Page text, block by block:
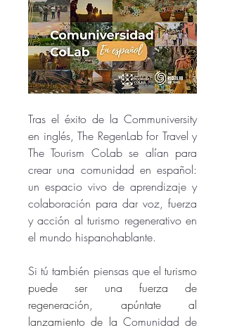
Tras el éxito de la Communiversity
en inglés, The RegenLab for Travel y
The Tourism CoLab se alían para
crear una comunidad en español:
un espacio vivo de aprendizaje y
colaboración para dar voz, fuerza
y acción al turismo regenerativo en
el mundo hispanohablante.
Si tú también piensas que el turismo
puede ser una fuerza de
regeneración, apúntate al
lanzamiento de la Comunidad de